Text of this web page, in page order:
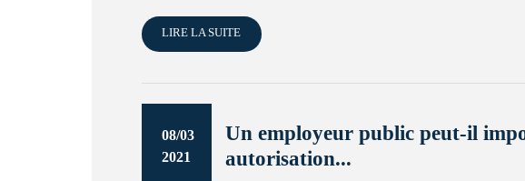
LIRE LA SUITE
08/03
2021
Un employeur public peut-il
autorisation...